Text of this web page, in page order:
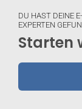
DU HAST DEINE
EXPERTEN
Starten